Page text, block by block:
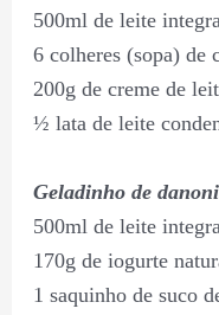
500ml de leite
6 colheres (sopa) de
200g de creme de
½ lata de leite
Geladinho de
500ml de leite
170g de iogurte
1 saquinho de suco